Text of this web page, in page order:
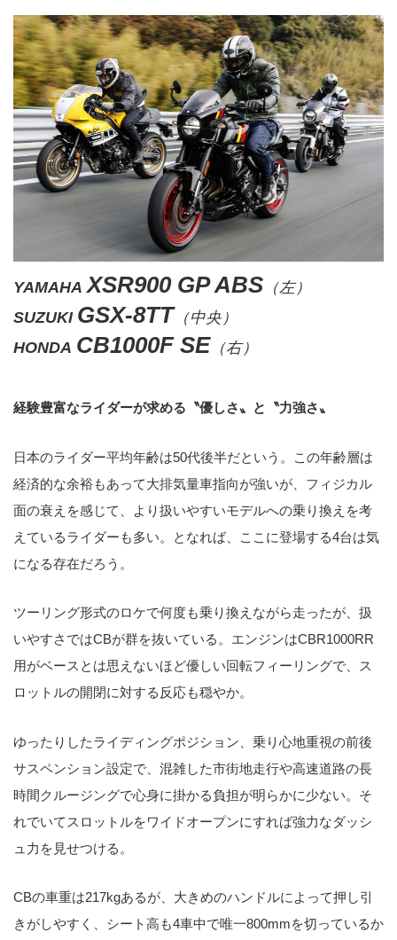
YAMAHA XSR900 GP ABS （左）
SUZUKI GSX-8TT （中央）
HONDA CB1000F SE （右）
経験豊富なライダーが求める〝優しさ〟と〝力強さ〟
日本のライダー平均年齢は50代後半だという。この年齢層は
経済的な余裕もあって大排気量車指向が強いが、フィジカル
面の衰えを感じて、より扱いやすいモデルへの乗り換えを考
えているライダーも多い。となれば、ここに登場する4台は気
になる存在だろう。
ツーリング形式のロケで何度も乗り換えながら走ったが、扱
いやすさではCBが群を抜いている。エンジンはCBR1000RR
用がベースとは思えないほど優しい回転フィーリングで、ス
ロットルの開閉に対する反応も穏やか。
ゆったりしたライディングポジション、乗り心地重視の前後
サスペンション設定で、混雑した市街地走行や高速道路の長
時間クルージングで心身に掛かる負担が明らかに少ない。そ
れでいてスロットルをワイドオープンにすれば強力なダッシ
ュ力を見せつける。
CBの車重は217kgあるが、大きめのハンドルによって押し引
きがしやすく、シート高も4車中で唯一800mmを切っているか